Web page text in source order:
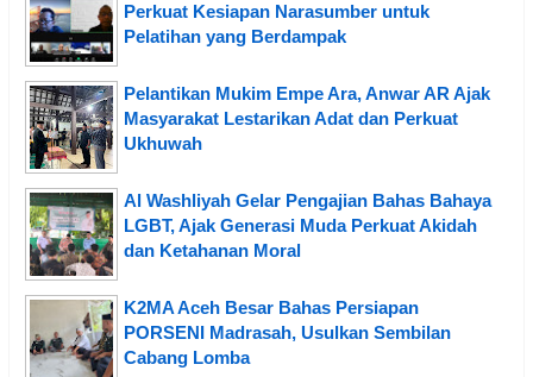
Perkuat Kesiapan Narasumber untuk
Pelatihan yang Berdampak
Pelantikan Mukim Empe Ara, Anwar AR Ajak
Masyarakat Lestarikan Adat dan Perkuat
Ukhuwah
Al Washliyah Gelar Pengajian Bahas Bahaya
LGBT, Ajak Generasi Muda Perkuat Akidah
dan Ketahanan Moral
K2MA Aceh Besar Bahas Persiapan
PORSENI Madrasah, Usulkan Sembilan
Cabang Lomba